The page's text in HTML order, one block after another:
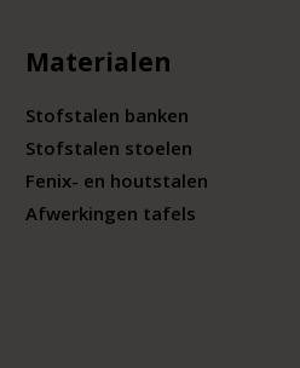
Materialen
Stofstalen banken
Stofstalen stoelen
Fenix- en houtstalen
Afwerkingen tafels